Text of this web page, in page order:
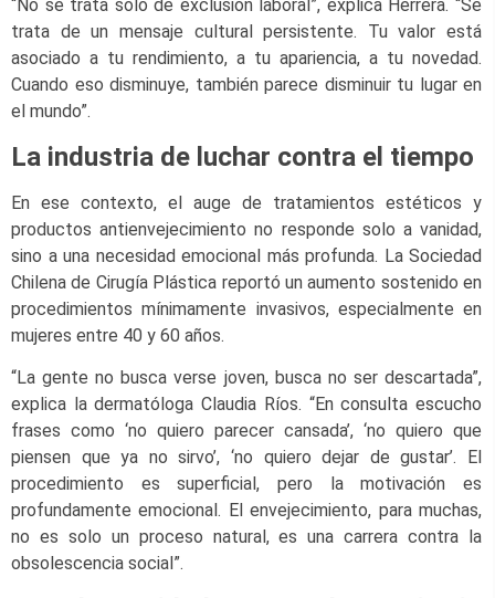
“No se trata solo de exclusión laboral”, explica Herrera. “Se
trata de un mensaje cultural persistente. Tu valor está
asociado a tu rendimiento, a tu apariencia, a tu novedad.
Cuando eso disminuye, también parece disminuir tu lugar en
el mundo”.
La industria de luchar contra el tiempo
En ese contexto, el auge de tratamientos estéticos y
productos antienvejecimiento no responde solo a vanidad,
sino a una necesidad emocional más profunda. La Sociedad
Chilena de Cirugía Plástica reportó un aumento sostenido en
procedimientos mínimamente invasivos, especialmente en
mujeres entre 40 y 60 años.
“La gente no busca verse joven, busca no ser descartada”,
explica la dermatóloga Claudia Ríos. “En consulta escucho
frases como ‘no quiero parecer cansada’, ‘no quiero que
piensen que ya no sirvo’, ‘no quiero dejar de gustar’. El
procedimiento es superficial, pero la motivación es
profundamente emocional. El envejecimiento, para muchas,
no es solo un proceso natural, es una carrera contra la
obsolescencia social”.